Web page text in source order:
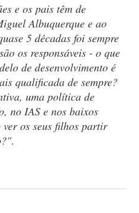
e os pais têm de
Albuquerque e ao
5 décadas foi sempre
os responsáveis - o que
de desenvolvimento é
qualificada de sempre?
uma política de
no IAS e nos baixos
os seus filhos partir